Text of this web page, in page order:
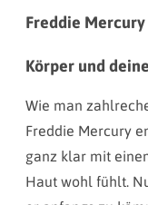
Freddie
Körper und
Wie man
Freddie Mercury
ganz klar mit
Haut wohl fühlt.